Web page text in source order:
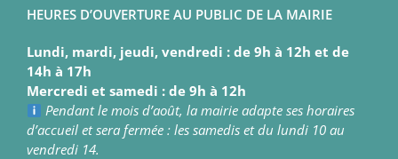
HEURES D’OUVERTURE AU PUBLIC DE LA MAIRIE
Lundi, mardi, jeudi, vendredi : de 9h à 12h et de
14h à 17h
Mercredi et samedi : de 9h à 12h
Pendant le mois d’août, la mairie adapte ses horaires
d’accueil et sera fermée : les samedis et du lundi 10 au
vendredi 14.